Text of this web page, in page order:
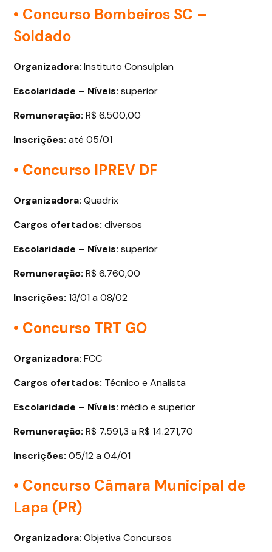
• Concurso Bombeiros SC –
Soldado
Organizadora: Instituto Consulplan
Escolaridade – Níveis: superior
Remuneração: R$ 6.500,00
Inscrições:até 05/01
• Concurso IPREV DF
Organizadora: Quadrix
Cargos ofertados: diversos
Escolaridade – Níveis: superior
Remuneração: R$ 6.760,00
Inscrições:13/01 a 08/02
• Concurso TRT GO
Organizadora:FCC
Cargos ofertados: Técnico e Analista
Escolaridade – Níveis:médio e superior
Remuneração: R$ 7.591,3 a R$ 14.271,70
Inscrições:05/12 a 04/01
• Concurso Câmara Municipal de
Lapa (PR)
Organizadora: Objetiva Concursos